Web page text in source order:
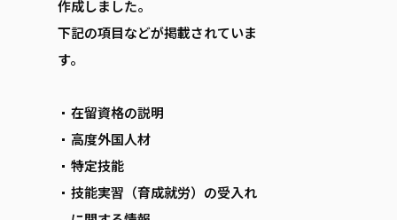
作成しました。
下記の項目などが掲載されていま
す。
在留資格の説明
高度外国人材
特定技能
技能実習（育成就労）の受入れ